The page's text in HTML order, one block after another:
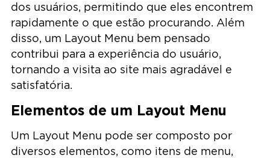
dos usuários, permitindo que eles encontrem
rapidamente o que estão procurando. Além
disso, um Layout Menu bem pensado
contribui para a experiência do usuário,
tornando a visita ao site mais agradável e
satisfatória.
Elementos de um Layout Menu
Um Layout Menu pode ser composto por
diversos elementos, como itens de menu,